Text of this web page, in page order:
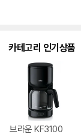
카테고리 인기상품
브라운 KF3100